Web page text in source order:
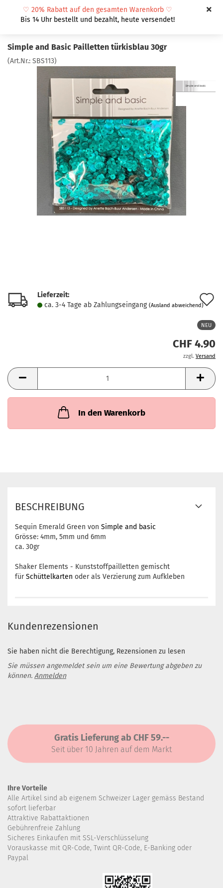
♡ 20% Rabatt auf den gesamten Warenkorb ♡
Bis 14 Uhr bestellt und bezahlt, heute versendet!
Simple and Basic Pailletten türkisblau 30gr
(Art.Nr.: SBS113)
Lieferzeit:
ca. 3-4 Tage ab Zahlungseingang (Ausland abweichend)
NEU
CHF 4.90
zzgl. Versand
In den Warenkorb
BESCHREIBUNG
Sequin Emerald Green von Simple and basic
Grösse: 4mm, 5mm und 6mm
ca. 30gr
Shaker Elements - Kunststoffpailletten gemischt
fürSchüttelkarten oder als Verzierung zum Aufkleben
Kundenrezensionen
Sie haben nicht die Berechtigung, Rezensionen zu lesen
Sie müssen angemeldet sein um eine Bewertung abgeben zu
können. Anmelden
Gratis Lieferung ab CHF 59.--
Seit über 10 Jahren auf dem Markt
Ihre Vorteile
Alle Artikel sind ab eigenem Schweizer Lager gemäss Bestand
sofort lieferbar
Attraktive Rabattaktionen
Gebührenfreie Zahlung
Sicheres Einkaufen mit SSL-Verschlüsselung
Vorauskasse mit QR-Code, Twint QR-Code, E-Banking oder
Paypal